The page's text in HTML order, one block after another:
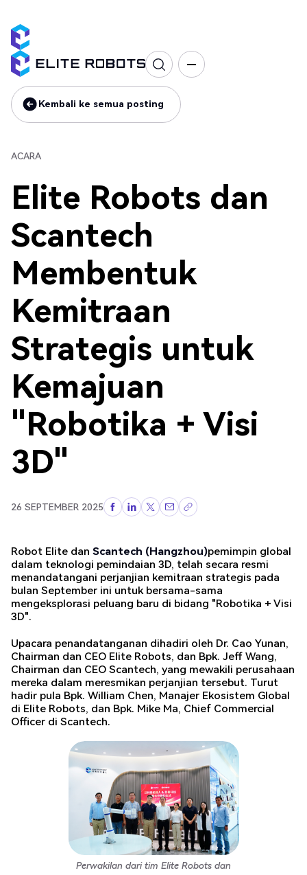
Kembali ke semua posting
Kembali ke semua posting
ACARA
Elite Robots dan
Scantech
Membentuk
Kemitraan
Strategis untuk
Kemajuan
"Robotika + Visi
3D"
26 SEPTEMBER 2025
Robot Elite dan Scantech (Hangzhou)pemimpin global
dalam teknologi pemindaian 3D, telah secara resmi
menandatangani perjanjian kemitraan strategis pada
bulan September ini untuk bersama-sama
mengeksplorasi peluang baru di bidang "Robotika + Visi
3D".
Upacara penandatanganan dihadiri oleh Dr. Cao Yunan,
Chairman dan CEO Elite Robots, dan Bpk. Jeff Wang,
Chairman dan CEO Scantech, yang mewakili perusahaan
mereka dalam meresmikan perjanjian tersebut. Turut
hadir pula Bpk. William Chen, Manajer Ekosistem Global
di Elite Robots, dan Bpk. Mike Ma, Chief Commercial
Officer di Scantech.
Perwakilan dari tim Elite Robots dan